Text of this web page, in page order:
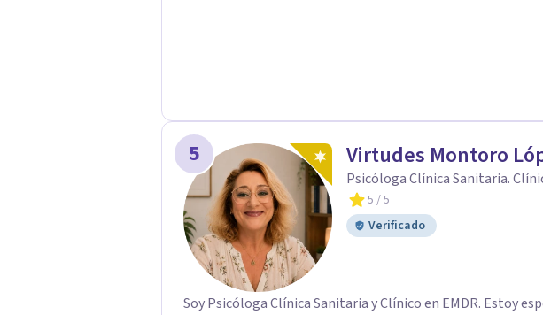
5 Virtudes Montoro
Psicóloga Clínica Sanitaria.
5 / 5
Verificado
Soy Psicóloga Clínica Sanitaria y Clínico en EMDR. Estoy